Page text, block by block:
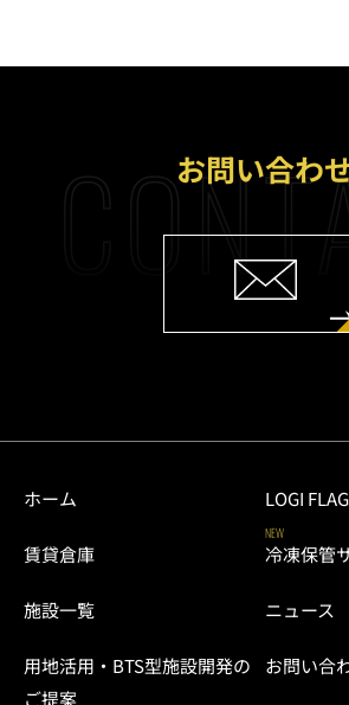
お問い合わ
ホーム LOGI
賃貸倉庫
NEW
冷凍保管
施設一覧 ニュース
用地活用・BTS型施設開発の
ご提案
お問い合